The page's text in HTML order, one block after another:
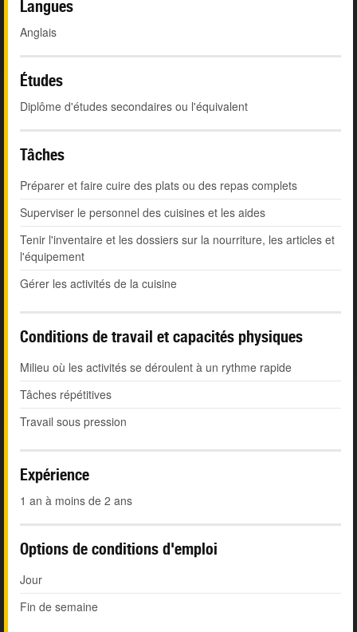
Langues
Anglais
Études
Diplôme d'études secondaires ou l'équivalent
Tâches
Préparer et faire cuire des plats ou des repas complets
Superviser le personnel des cuisines et les aides
Tenir l'inventaire et les dossiers sur la nourriture, les articles et
l'équipement
Gérer les activités de la cuisine
Conditions de travail et capacités physiques
Milieu où les activités se déroulent à un rythme rapide
Tâches répétitives
Travail sous pression
Expérience
1 an à moins de 2 ans
Options de conditions d'emploi
Jour
Fin de semaine